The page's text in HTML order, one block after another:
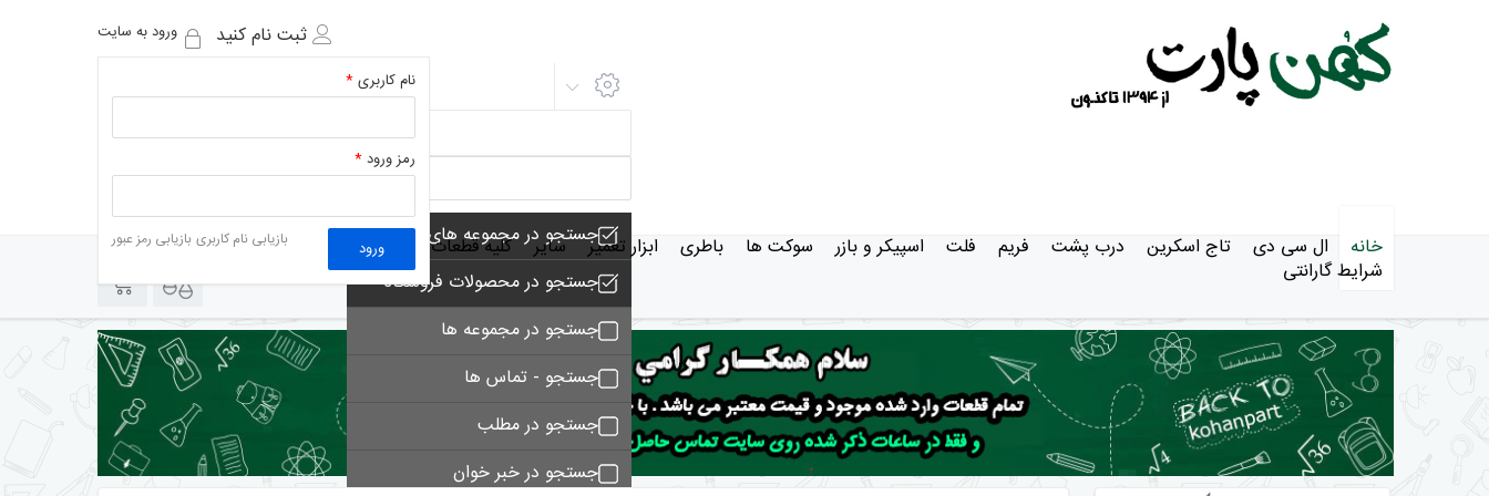
ورود به سایت
نام کاربری*
رمز ورود*
ورود بازیابی نام کاربری بازیابی رمز عبور
ثبت نام کنید
جستجو در مجموعه های فروشگاه
جستجو در محصولات فروشگاه
جستجو در مجموعه ها
جستجو - تماس ها
جستجو در مطلب
جستجو در خبر خوان
خانه ال سی دی تاج اسکرین درب پشت فریم فلت اسپیکر و بازر سوکت ها باطری ابزار تعمیر سایر
کلیه قطعات
شرایط گارانتی
0